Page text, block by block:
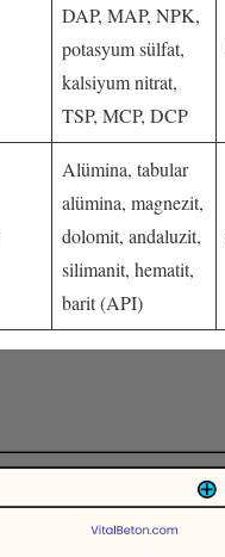
DAP, MAP, NPK,
potasyum sülfat,
kalsiyum nitrat,
TSP, MCP, DCP
Alümina, tabular
alümina, magnezit,
dolomit, andaluzit,
silimanit, hematit,
barit (API)